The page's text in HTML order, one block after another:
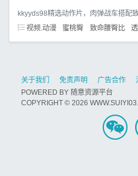
kkyyds98精选动作片，肉弹战车搭配
视频.动漫
蜜桃臀 致命腰臀比 透
关于我们 免责声明 广告合作
POWERED BY 随意资源平台
COPYRIGHT © 2026